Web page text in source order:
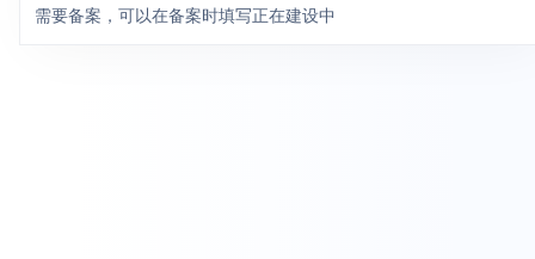
需要备案，可以在备案时填写正在建设中